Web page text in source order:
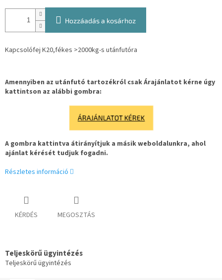
Hozzáadás a kosárhoz
Kapcsolófej K20,fékes >2000kg-s utánfutóra
Amennyiben az utánfutó tartozékról csak Árajánlatot kérne úgy
kattintson az alábbi gombra:
ÁRAJÁNLATOT KÉREK
A gombra kattintva átirányítjuk a másik weboldalunkra, ahol
ajánlat kérését tudjuk fogadni.
Részletes információ
KÉRDÉS MEGOSZTÁS
Teljeskörű ügyintézés
Teljeskörű ügyintézés